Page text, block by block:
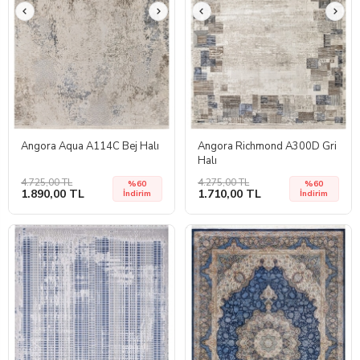
Angora Aqua A114C Bej Halı
4.725,00 TL
1.890,00 TL
%60
İndirim
Angora Richmond A300D Gri
Halı
4.275,00 TL
1.710,00 TL
%60
İndirim